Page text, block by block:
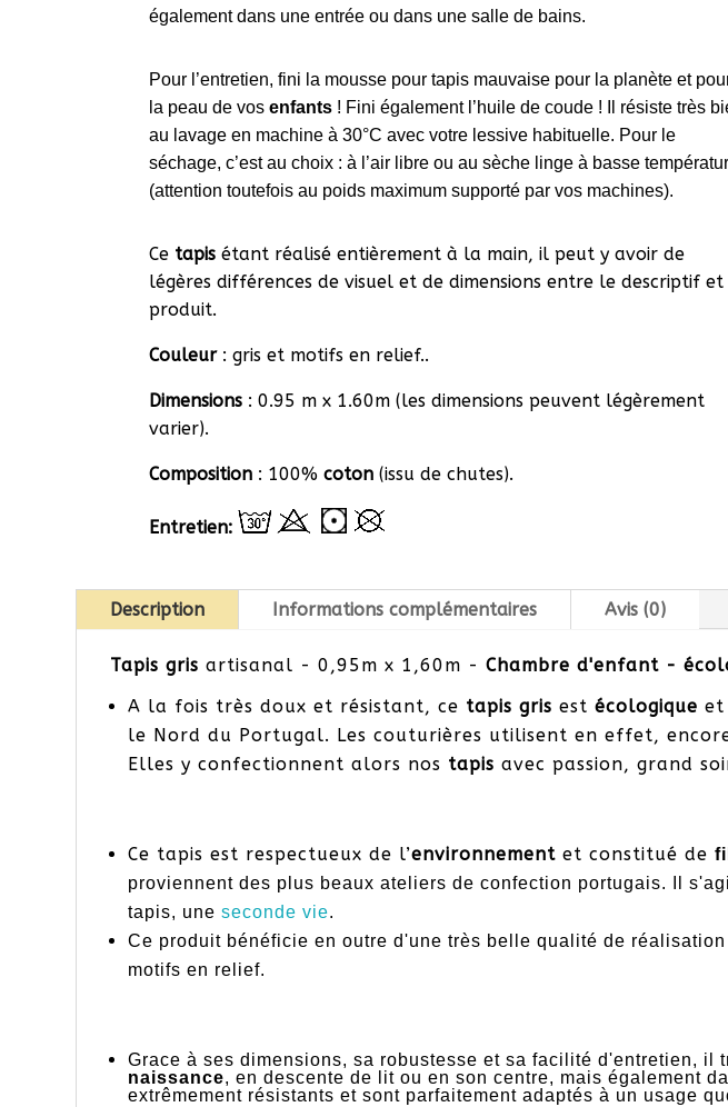
également dans une entrée ou dans une salle de bains.
Pour l’entretien, fini la mousse pour tapis mauvaise pour la planète et
la peau de vosenfants ! Fini également l’huile de coude ! Il résiste très
au lavage en machine à 30°C avec votre lessive habituelle. Pour le
séchage, c’est au choix : à l’air libre ou au sèche linge à basse
(attention toutefois au poids maximum supporté par vos machines).
Ce tapis étant réalisé entièrement à la main, il peut y avoir de
légères différences de visuel et de dimensions entre le descriptif
produit.
Couleur: gris et motifs en relief..
Dimensions : 0.95 m x 1.60m (les dimensions peuvent légèrement
varier).
Composition : 100%coton (issu de chutes).
Entretien:
Description Informations complémentaires Avis (0)
Tapis gris artisanal - 0,95m x 1,60m - Chambre d'enfant -
A la fois très doux et résistant, ce tapis gris est écologique et
le Nord du Portugal. Les couturières utilisent en effet,
Elles y confectionnent alors nos tapis avec passion, grand
Ce tapis est respectueux de l’environnementet constitué de
proviennent des plus beaux ateliers de confection portugais. Il
tapis, une seconde vie.
Ce produit bénéficie en outre d'une très belle qualité de
motifs en relief.
Grace à ses dimensions, sa robustesse et sa facilité d'entretien, il
naissance, en descente de lit ou en son centre, mais également
extrêmement résistants et sont parfaitement adaptés à un usage